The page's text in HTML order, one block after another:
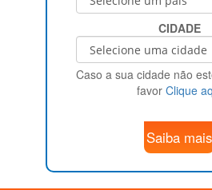
CIDADE
Caso a sua cidade não
favor Clique
Saiba mais